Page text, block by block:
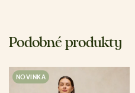
Podobné produkty
NOVINKA